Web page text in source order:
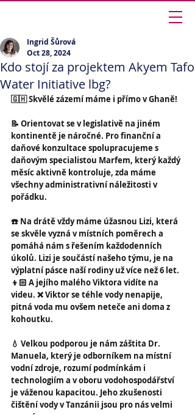
Kdo stojí za projektem Akyem Tafo
Water Initiative lbg?
Ingrid Šůrová
Oct 28, 2024
🇬🇭 Skvělé zázemí máme i přímo v Ghaně!
📝 Orientovat se v legislativě na jiném
kontinentě je náročné. Pro finanční a
daňové konzultace spolupracujeme s
daňovým specialistou Marfem, který každý
měsíc aktivně kontroluje, zda máme
všechny administrativní náležitosti v
pořádku.
☎️ Na drátě vždy máme úžasnou Lizi, která
se skvěle vyzná v místních poměrech a
pomáhá nám s řešením každodenních
úkolů. Lizi je součástí našeho týmu, je na
výplatní pásce naší rodiny už více než 6 let.
👦🏻 A jejího malého Viktora vidíte na
videu. ❌ Viktor se téhle vody nenapije,
pitná voda mu ovšem neteče ani doma z
kohoutku.
💧 Velkou podporou je nám záštita Dr.
Manuela, který je odborníkem na místní
vodní zdroje, rozumí podmínkám i
technologiím a v oboru vodohospodářství
je váženou kapacitou. Jeho zkušenosti
čištění vody v Tanzánii jsou pro nás velmi